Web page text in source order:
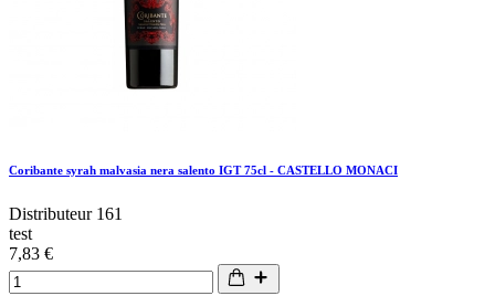
Coribante syrah malvasia nera salento IGT 75cl - CASTELLO MONACI
Distributeur 161
test
7,83 €